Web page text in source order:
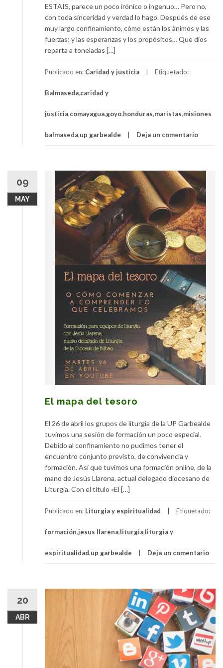
ESTAIS, parece un poco irónico o ingenuo… Pero no,
con toda sinceridad y verdad lo hago. Después de ese
muy largo confinamiento, còmo están los ànimos y las
fuerzas; y las esperanzas y los propósitos… Que dios
reparta a toneladas […]
Publicado en: Caridad y justicia Etiquetado:
Balmaseda,caridad y
justicia,comayagua,goyo,honduras,maristas,misiones
balmaseda,up garbealde Deja un comentario
09
MAY
El mapa del tesoro
El 26 de abril los grupos de liturgia de la UP Garbealde
tuvimos una sesión de formación un poco especial.
Debido al confinamiento no pudimos tener el
encuentro conjunto previsto, de convivencia y
formación. Así que tuvimos una formación online, de la
mano de Jesús Llarena, actual delegado diocesano de
Liturgia. Con el título «El […]
Publicado en: Liturgia y espiritualidad Etiquetado:
formación,jesus llarena,liturgia,liturgia y
espiritualidad,up garbealde Deja un comentario
20
ABR